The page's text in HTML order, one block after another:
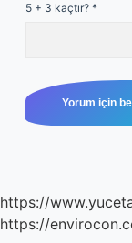
5 + 3 kaçtır? *
https://
https://